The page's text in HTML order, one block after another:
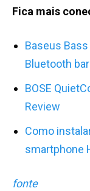
Fica mais
Baseus
Bluetooth
BOSE
Review
Como
smartphone
fonte